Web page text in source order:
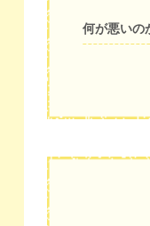
何が悪いの